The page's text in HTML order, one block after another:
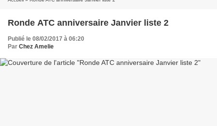
Ronde ATC anniversaire Janvier liste 2
Publié le 08/02/2017 à 06:20
Par Chez Amelie